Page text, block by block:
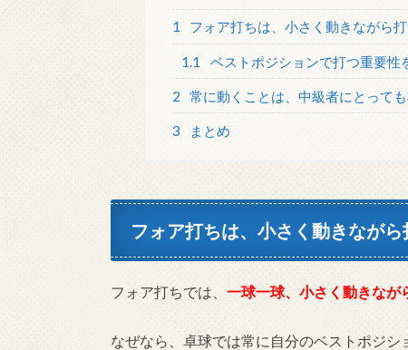
1 フォア打ちは、小さく動きながら
1.1 ベストポジションで打つ重要性
2 常に動くことは、中級者にとって
3 まとめ
フォア打ちは、小さく動きながら
フォア打ちでは、 一球一球、小さく動きなが
なぜなら、卓球では常に自分のベストポジシ